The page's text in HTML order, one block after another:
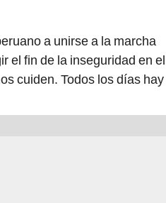
a unirse a la marcha
el fin de la inseguridad en el
cuiden. Todos los días hay